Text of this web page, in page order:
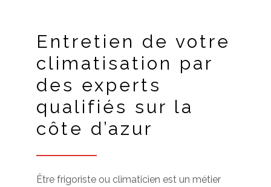
Entretien de votre
climatisation par
des experts
qualifiés sur la
côte d’azur
Être frigoriste ou climaticien est un métier